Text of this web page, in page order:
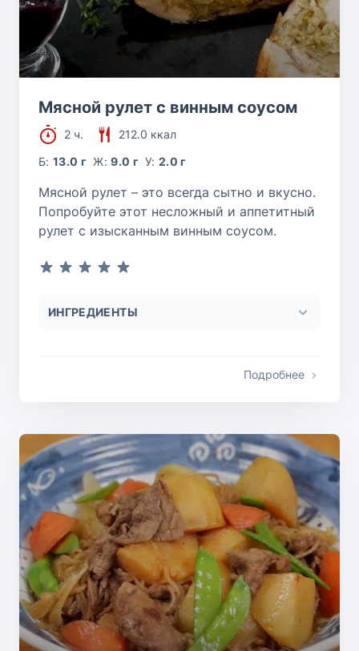
Мясной рулет с винным соусом
2 ч.
212.0 ккал
Б:13.0 г Ж:9.0 г У:2.0 г
Мясной рулет – это всегда сытно и вкусно.
Попробуйте этот несложный и аппетитный
рулет с изысканным винным соусом.
ИНГРЕДИЕНТЫ
Подробнее